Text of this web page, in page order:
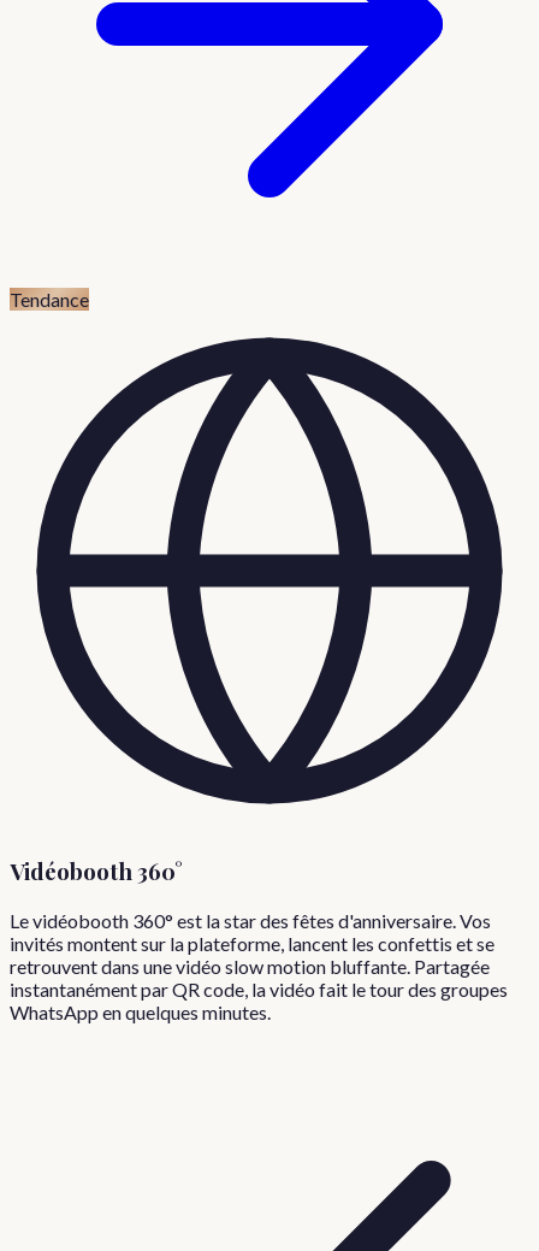
Tendance
Vidéobooth 360°
Le vidéobooth 360° est la star des fêtes d'anniversaire. Vos
invités montent sur la plateforme, lancent les confettis et se
retrouvent dans une vidéo slow motion bluffante. Partagée
instantanément par QR code, la vidéo fait le tour des groupes
WhatsApp en quelques minutes.